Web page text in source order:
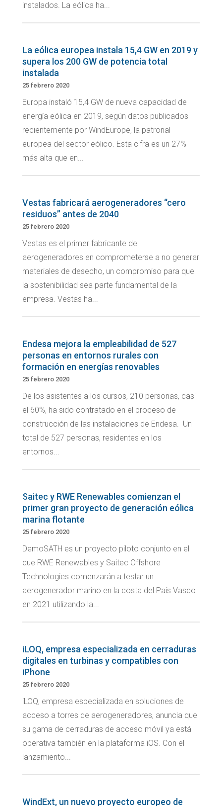
instalados. La eólica ha...
La eólica europea instala 15,4 GW en 2019 y
supera los 200 GW de potencia total
instalada
25 febrero 2020
Europa instaló 15,4 GW de nueva capacidad de
energía eólica en 2019, según datos publicados
recientemente por WindEurope, la patronal
europea del sector eólico. Esta cifra es un 27%
más alta que en...
Vestas fabricará aerogeneradores “cero
residuos” antes de 2040
25 febrero 2020
Vestas es el primer fabricante de
aerogeneradores en comprometerse a no generar
materiales de desecho, un compromiso para que
la sostenibilidad sea parte fundamental de la
empresa. Vestas ha...
Endesa mejora la empleabilidad de 527
personas en entornos rurales con
formación en energías renovables
25 febrero 2020
De los asistentes a los cursos, 210 personas, casi
el 60%, ha sido contratado en el proceso de
construcción de las instalaciones de Endesa. Un
total de 527 personas, residentes en los
entornos...
Saitec y RWE Renewables comienzan el
primer gran proyecto de generación eólica
marina flotante
25 febrero 2020
DemoSATH es un proyecto piloto conjunto en el
que RWE Renewables y Saitec Offshore
Technologies comenzarán a testar un
aerogenerador marino en la costa del País Vasco
en 2021 utilizando la...
iLOQ, empresa especializada en cerraduras
digitales en turbinas y compatibles con
iPhone
25 febrero 2020
iLOQ, empresa especializada en soluciones de
acceso a torres de aerogeneradores, anuncia que
su gama de cerraduras de acceso móvil ya está
operativa también en la plataforma iOS. Con el
lanzamiento...
WindExt, un nuevo proyecto europeo de